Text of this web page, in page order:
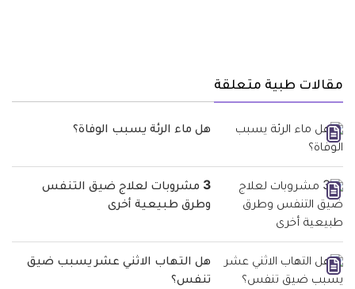
مقالات طبية متعلقة
هل ماء الرئة يسبب الوفاة؟
3 مشروبات لعلاج ضيق التنفس
وطرق طبيعية أخرى
هل التهاب الاثني عشر يسبب ضيق
تنفس؟